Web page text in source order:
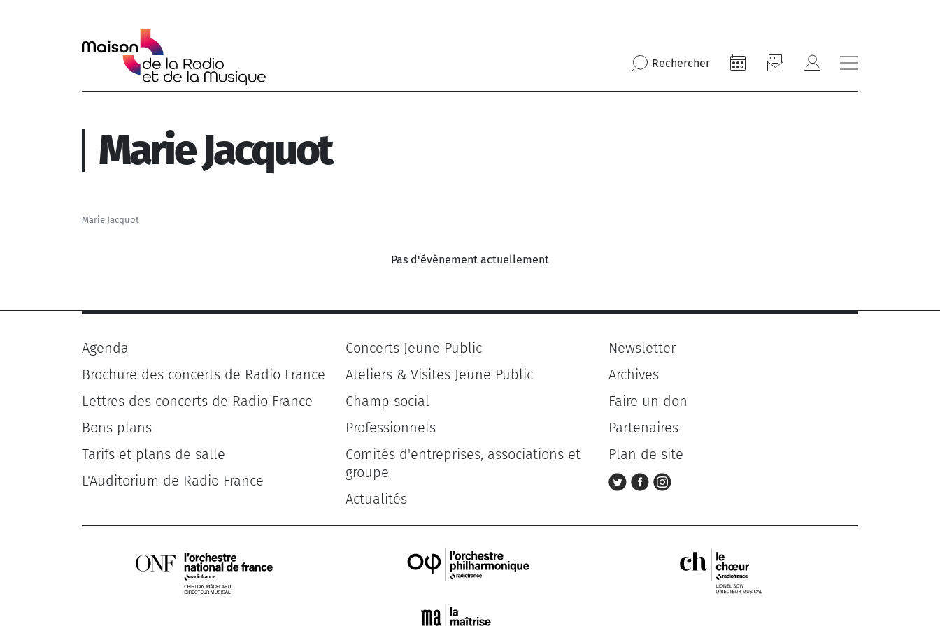
Rechercher
Marie Jacquot
Marie Jacquot
Pas d'évènement actuellement
Agenda
Brochure des concerts de Radio France
Lettres des concerts de Radio France
Bons plans
Tarifs et plans de salle
L'Auditorium de Radio France
Concerts Jeune Public
Ateliers & Visites Jeune Public
Champ social
Professionnels
Comités d'entreprises, associations et
groupe
Actualités
Newsletter
Archives
Faire un don
Partenaires
Plan de site